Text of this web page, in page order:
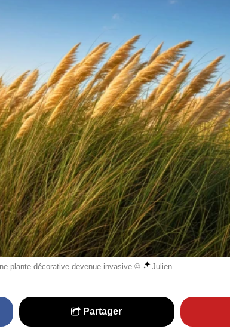
plante décorative devenue invasive © Julien
Partager